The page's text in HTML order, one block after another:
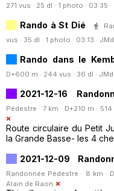
271 vus · 25 dl · 1 photo · 03:35 ·
Rando à St Dié
vus · 35 dl · 1 photo · 03:13 ·
Rando dans le
D+600 m · 244 vus · 36 dl ·
2021-12-16
Pédestre · 7 km · D+210 m ·
Route circulaire du Petit
la Grande Basse- les 4
2021-12-09
Randonnée Pédestre · 8 km ·
Alain de Raon